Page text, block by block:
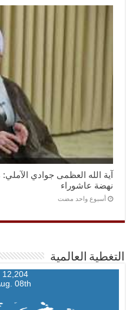
آية الله العظمى جوادي
نهضة عاشوراء
‏أسبوع واحد مضت
التغطية العالمية
12,204 Pageviews
08th